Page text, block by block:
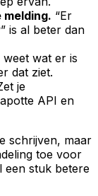
melding. “Er
is al beter dan
weet wat er is
dat ziet.
je
API en
schrijven, maar
toe voor
een stuk betere